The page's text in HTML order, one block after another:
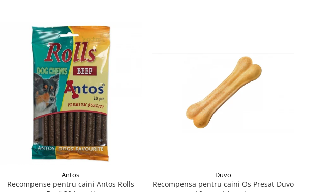
Antos
Recompense pentru caini Antos Rolls
Duvo
Recompensa pentru caini Os Presat Duvo